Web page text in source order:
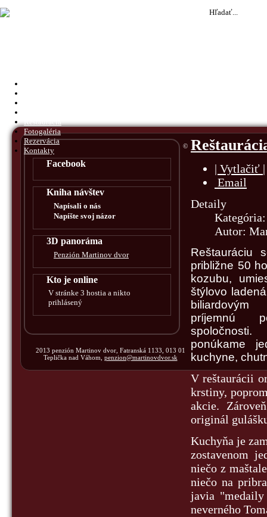
Hľadať...
Reštaurácia
Fotogaléria
Rezervácia
Kontakty
Facebook
Kniha návštev
Napísali o nás
Napíšte svoj názor
3D panoráma
Penzión Martinov dvor
Kto je online
V stránke 3 hostia a nikto
prihlásený
| Vytlačiť |
Email
Detaily
Autor:
Reštauráciu
približne 50
kozubu,
štýlovo
príjemnú
ponúkame
kuchyne,
V reštaurácii
krstiny,
akcie.
originál
Kuchyňa je
zostavenom
niečo z
niečo na
javia
neverného
©
2013 penzión Martinov dvor, Fatranská 1133, 013 01
Teplička nad Váhom, penzion@martinovdvor.sk